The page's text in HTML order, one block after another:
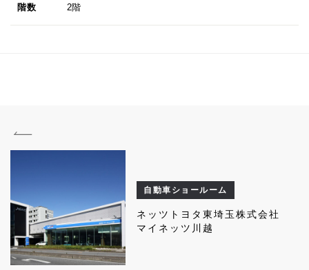
階数 2階
自動車ショールーム
ネッツトヨタ東埼玉株式会社
マイネッツ川越